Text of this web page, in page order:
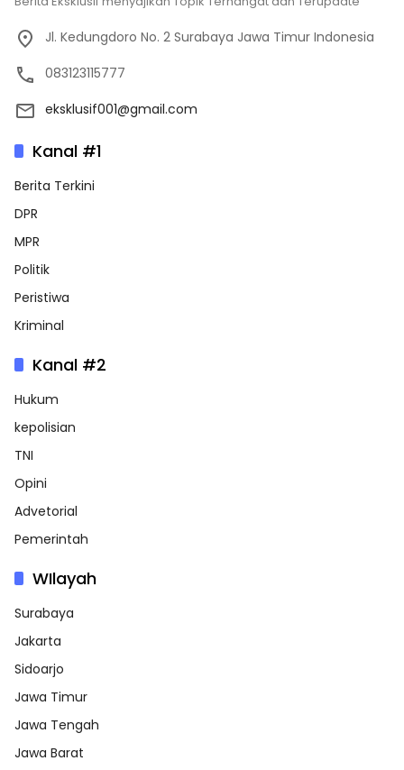
Jl. Kedungdoro No. 2 Surabaya Jawa Timur Indonesia
083123115777
eksklusif001@gmail.com
Kanal #1
Berita Terkini
DPR
MPR
Politik
Peristiwa
Kriminal
Kanal #2
Hukum
kepolisian
TNI
Opini
Advetorial
Pemerintah
WIlayah
Surabaya
Jakarta
Sidoarjo
Jawa Timur
Jawa Tengah
Jawa Barat